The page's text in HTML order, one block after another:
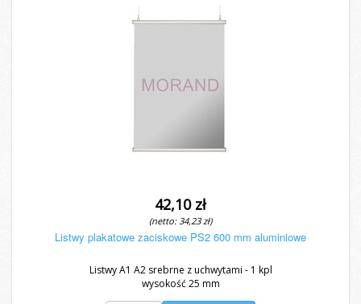
42,10 zł
(netto: 34,23 zł)
Listwy plakatowe zaciskowe PS2 600 mm aluminiowe
Listwy A1 A2 srebrne z uchwytami - 1 kpl
wysokość 25 mm